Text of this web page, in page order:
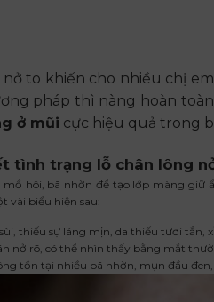
nở to khiến cho nhiều chị
pháp thì nàng hoàn
ở mũi cực hiệu quả trong
tình trạng lỗ chân lông
mồ hôi, bã nhờn để tạo lớp màng
vài biểu hiện sau:
thiếu sự láng mịn, da thiếu tươi tắn,
nở rõ, có thể nhìn thấy bằng mắt
tồn tại nhiều bã nhờn, mụn đầu đen,